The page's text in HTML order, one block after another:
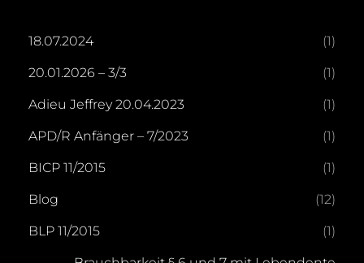
18.07.2024 (1)
20.01.2026 – 3/3 (1)
Adieu Jeffrey 20.04.2023 (1)
APD/R Anfänger – 7/2023 (1)
BICP 11/2015 (1)
Blog (12)
BLP 11/2015 (1)